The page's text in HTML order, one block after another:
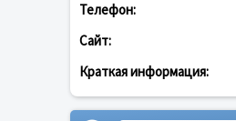
Телефон:
Сайт:
Краткая информация: